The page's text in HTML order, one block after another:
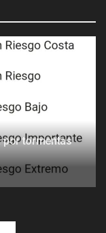
por tormentas